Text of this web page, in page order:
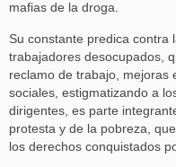
mafias de la droga.
Su constante predica contra
trabajadores desocupados,
reclamo de trabajo, mejoras
sociales, estigmatizando a
dirigentes, es parte
protesta y de la pobreza,
los derechos conquistados